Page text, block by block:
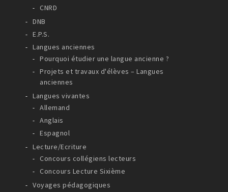
CNRD
DNB
E.P.S.
Langues anciennes
Pourquoi étudier une langue ancienne ?
Projets et travaux d'élèves – Langues
anciennes
Langues vivantes
Allemand
Anglais
Espagnol
Lecture/Ecriture
Concours collégiens lecteurs
Concours Lecture Sixième
Voyages pédagogiques